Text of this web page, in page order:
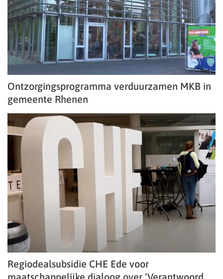
Ontzorgingsprogramma verduurzamen MKB in
gemeente Rhenen
Regiodealsubsidie CHE Ede voor